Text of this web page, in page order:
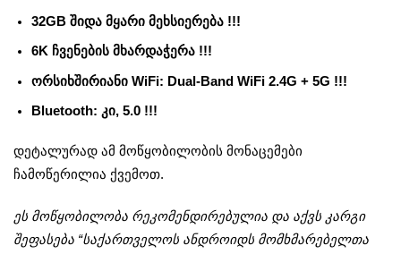
32GB შიდა მყარი მეხსიერება !!!
6K ჩვენების მხარდაჭერა !!!
ორსიხშირიანი WiFi: Dual-Band WiFi 2.4G + 5G !!!
Bluetooth: კი, 5.0 !!!
დეტალურად ამ მოწყობილობის მონაცემები
ჩამოწერილია ქვემოთ.
ეს მოწყობილობა რეკომენდირებულია და აქვს კარგი
შეფასება “საქართველოს ანდროიდს მომხმარებელთა